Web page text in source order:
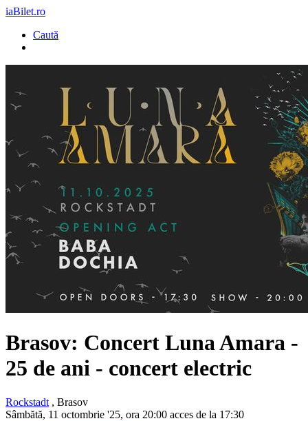
iaBilet.ro
Caută
Brasov: Concert Luna Amara -
25 de ani - concert electric
Rockstadt , Brasov
Sâmbătă, 11 octombrie '25, ora 20:00 acces de la 17:30